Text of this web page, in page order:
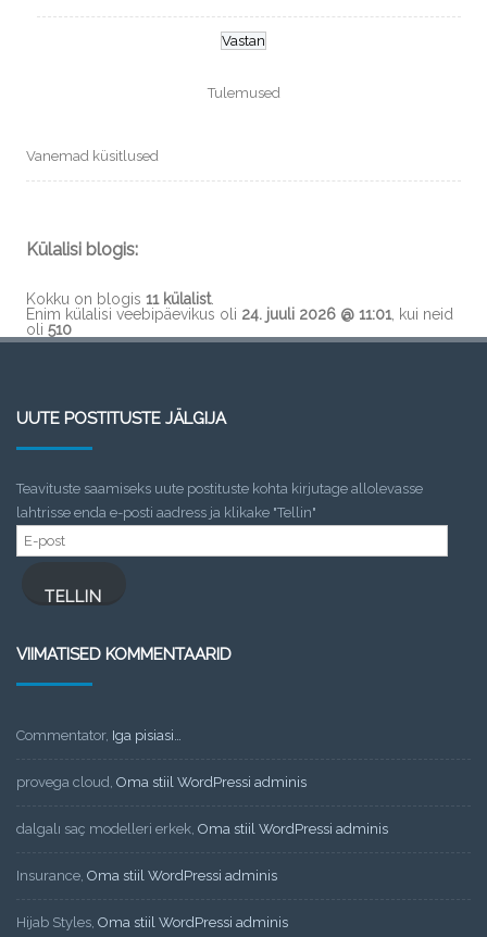
Tulemused
Vanemad küsitlused
Külalisi blogis:
Kokku on blogis 11 külalist.
Enim külalisi veebipäevikus oli 24. juuli 2026 @ 11:01 , kui neid
oli 510
UUTE POSTITUSTE JÄLGIJA
Teavituste saamiseks uute postituste kohta kirjutage allolevasse
lahtrisse enda e-posti aadress ja klikake "Tellin"
E-
post
TELLIN
VIIMATISED KOMMENTAARID
Commentator, Iga pisiasi…
provega cloud, Oma stiil WordPressi adminis
dalgalı saç modelleri erkek, Oma stiil WordPressi adminis
Insurance, Oma stiil WordPressi adminis
Hijab Styles, Oma stiil WordPressi adminis